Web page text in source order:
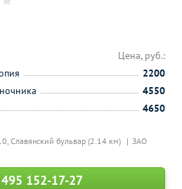
Славянский бульвар (2.14 км) ЗАО
Цена, руб.:
2200
4550
4650
152-17-27